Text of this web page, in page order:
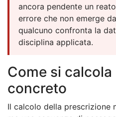
ancora pendente un
errore che non emerge
qualcuno confronta la
disciplina applicata.
Come si
concreto
Il calcolo della prescrizione